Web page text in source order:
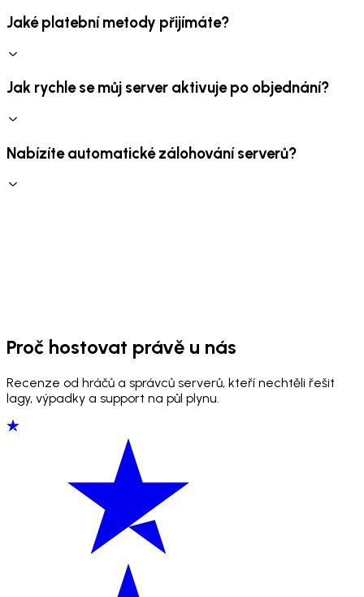
Jaké platební metody přijímáte?
Jak rychle se můj server aktivuje po objednání?
Nabízíte automatické zálohování serverů?
Proč hostovat právě u nás
Recenze od hráčů a správců serverů, kteří nechtěli řešit
lagy, výpadky a support na půl plynu.